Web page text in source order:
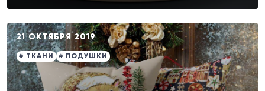
21 ОКТЯБРЯ 2019
# ТКАНИ # ПОДУШКИ